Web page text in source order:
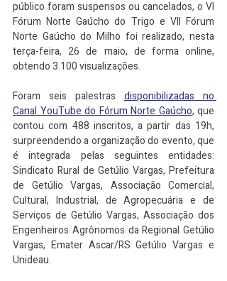
público foram suspensos ou cancelados, o VI
Fórum Norte Gaúcho do Trigo e VII Fórum
Norte Gaúcho do Milho foi realizado, nesta
terça-feira, 26 de maio, de forma online,
obtendo 3.100 visualizações.
Foram seis palestras disponibilizadas no
Canal YouTube do Fórum Norte Gaúcho, que
contou com 488 inscritos, a partir das 19h,
surpreendendo a organização do evento, que
é integrada pelas seguintes entidades:
Sindicato Rural de Getúlio Vargas, Prefeitura
de Getúlio Vargas, Associação Comercial,
Cultural, Industrial, de Agropecuária e de
Serviços de Getúlio Vargas, Associação dos
Engenheiros Agrônomos da Regional Getúlio
Vargas, Emater Ascar/RS Getúlio Vargas e
Unideau.